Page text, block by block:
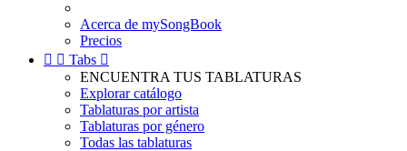
Acerca de mySongBook
Precios
  Tabs 
ENCUENTRA TUS TABLATURAS
Explorar catálogo
Tablaturas por artista
Tablaturas por género
Todas las tablaturas